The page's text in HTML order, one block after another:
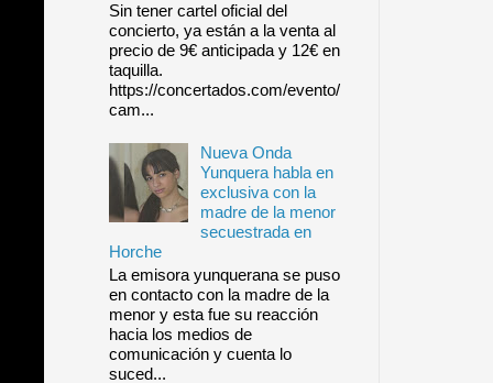
Sin tener cartel oficial del
concierto, ya están a la venta al
precio de 9€ anticipada y 12€ en
taquilla.
https://concertados.com/evento/
cam...
Nueva Onda
Yunquera habla en
exclusiva con la
madre de la menor
secuestrada en
Horche
La emisora yunquerana se puso
en contacto con la madre de la
menor y esta fue su reacción
hacia los medios de
comunicación y cuenta lo
suced...